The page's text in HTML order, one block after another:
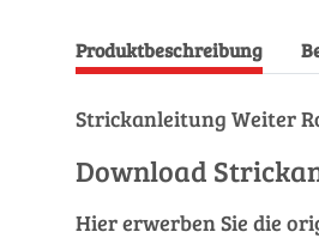
Produktbeschreibung
Strickanleitung Weiter
Download
Hier erwerben Sie die